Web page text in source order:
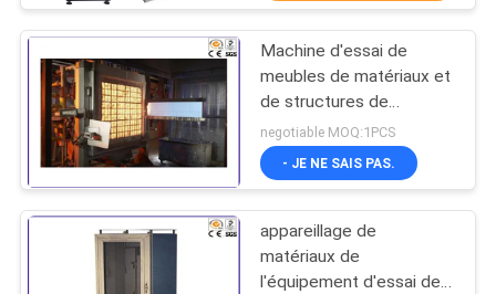
VISITE
D'USINE
CONTACTEZ-
NOUS
NOUVELLES
appareil de contrôle
horizontal
d'inflammabilité
27
Machine d'essai de
meubles de matériaux et
de structures de
construction d'appareil
de contrôle d'index de
propagation
negotiable MOQ:1PCS
- JE NE SAIS PAS.
appareillage de
matériaux de
l'équipement d'essai de